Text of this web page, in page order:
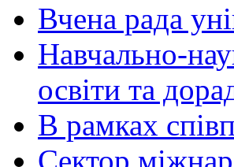
Вчена рада
Навчально-
освіти та
В рамках
Сектор